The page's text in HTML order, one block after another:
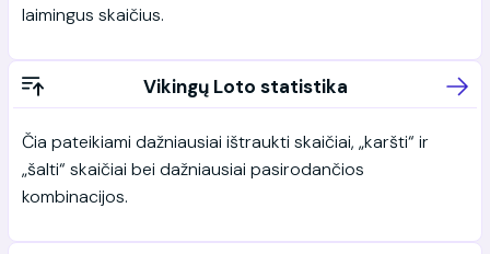
laimingus skaičius.
Vikingų Loto statistika
Čia pateikiami dažniausiai ištraukti skaičiai, „karšti“ ir
„šalti“ skaičiai bei dažniausiai pasirodančios
kombinacijos.